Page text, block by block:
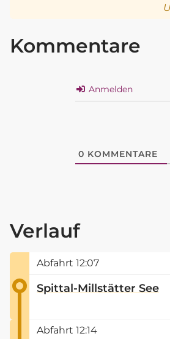
Kommentare
Anmelden
0 KOMMENTARE
Verlauf
Abfahrt 12:07
Spittal-Millstätter See
Abfahrt 12:14